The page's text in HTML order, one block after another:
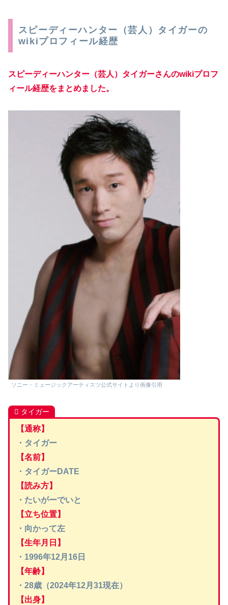
スピーディーハンター（芸人）タイガーの
wikiプロフィール経歴
スピーディーハンター（芸人）タイガーさんのwikiプロフ
ィール経歴をまとめました。
ソニー・ミュージックアーティスツ公式サイトより画像引用
タイガー
【通称】
・タイガー
【名前】
・ タイガーDATE
【読み方】
・たいがーでいと
【立ち位置】
・向かって左
【生年月日】
・1996年12月16日
【年齢】
・28歳（2024年12月31現在）
【出身】